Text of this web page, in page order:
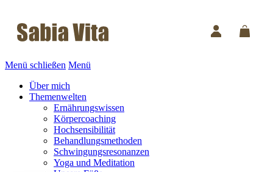
Menü schließen Menü
Über mich
Themenwelten
Ernährungswissen
Körpercoaching
Hochsensibilität
Behandlungsmethoden
Schwingungsresonanzen
Yoga und Meditation